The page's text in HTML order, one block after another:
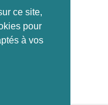
ce site,
pour
à vos